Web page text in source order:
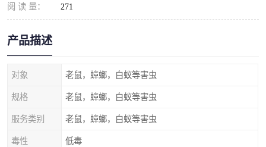
阅 读 量： 271
产品描述
对象 老鼠，蟑螂，白蚁等害虫
规格 老鼠，蟑螂，白蚁等害虫
服务类别 老鼠，蟑螂，白蚁等害虫
毒性 低毒